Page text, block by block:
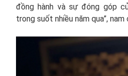
đồng hành và sự đóng góp
trong suốt nhiều năm qua”,